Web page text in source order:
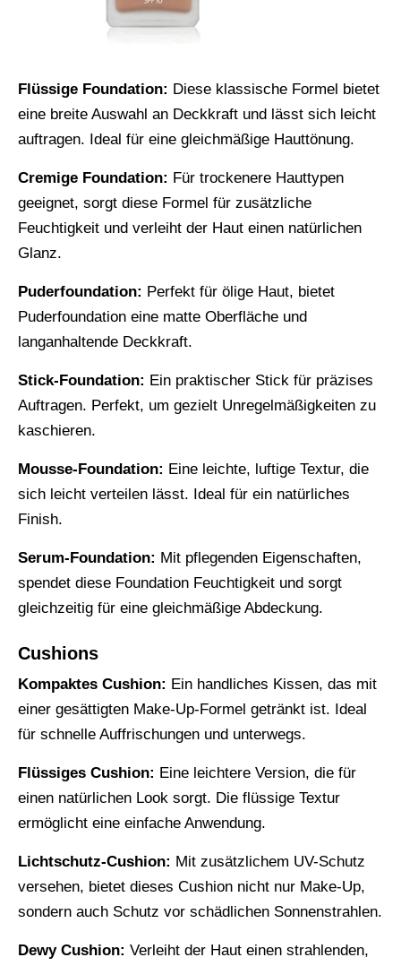
Flüssige Foundation: Diese klassische Formel bietet
eine breite Auswahl an Deckkraft und lässt sich leicht
auftragen. Ideal für eine gleichmäßige Hauttönung.
Cremige Foundation: Für trockenere Hauttypen
geeignet, sorgt diese Formel für zusätzliche
Feuchtigkeit und verleiht der Haut einen natürlichen
Glanz.
Puderfoundation: Perfekt für ölige Haut, bietet
Puderfoundation eine matte Oberfläche und
langanhaltende Deckkraft.
Stick-Foundation: Ein praktischer Stick für präzises
Auftragen. Perfekt, um gezielt Unregelmäßigkeiten zu
kaschieren.
Mousse-Foundation: Eine leichte, luftige Textur, die
sich leicht verteilen lässt. Ideal für ein natürliches
Finish.
Serum-Foundation: Mit pflegenden Eigenschaften,
spendet diese Foundation Feuchtigkeit und sorgt
gleichzeitig für eine gleichmäßige Abdeckung.
Cushions
Kompaktes Cushion: Ein handliches Kissen, das mit
einer gesättigten Make-Up-Formel getränkt ist. Ideal
für schnelle Auffrischungen und unterwegs.
Flüssiges Cushion: Eine leichtere Version, die für
einen natürlichen Look sorgt. Die flüssige Textur
ermöglicht eine einfache Anwendung.
Lichtschutz-Cushion: Mit zusätzlichem UV-Schutz
versehen, bietet dieses Cushion nicht nur Make-Up,
sondern auch Schutz vor schädlichen Sonnenstrahlen.
Dewy Cushion: Verleiht der Haut einen strahlenden,